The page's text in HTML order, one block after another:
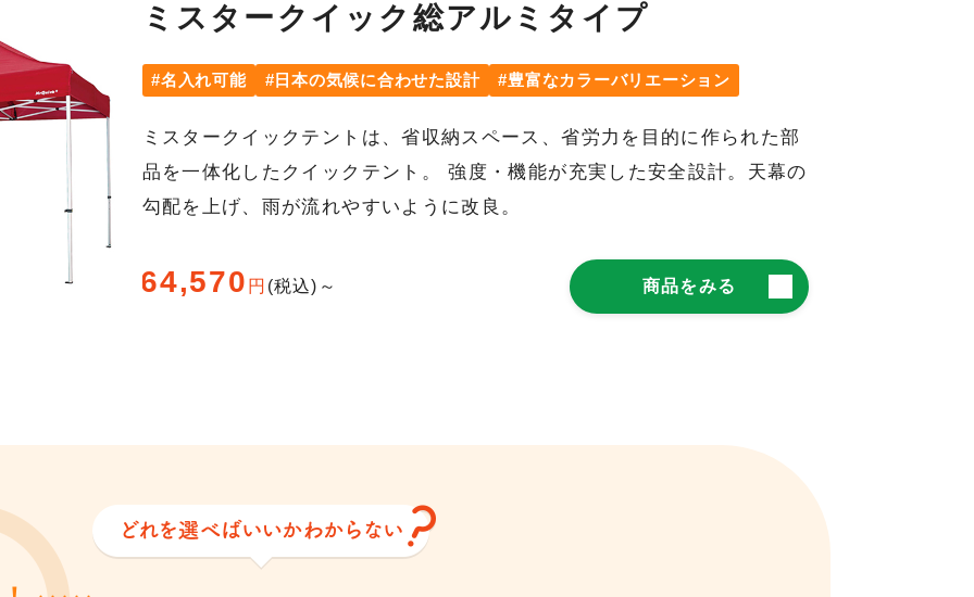
ミスタークイック総アルミタイプ
名入れ可能 日本の気候に合わせた設計 豊富なカラーバリエーション
ミスタークイックテントは、省収納スペース、省労力を目的に作られた部
品を一体化したクイックテント。 強度・機能が充実した安全設計。天幕の
勾配を上げ、雨が流れやすいように改良。
64,570 円 (税込)～ 商品をみる